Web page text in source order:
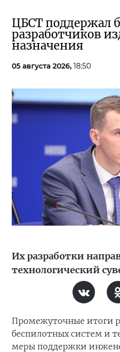
ЦБСТ поддержал
разработчиков
назначения
05 августа 2026, 18:50
Их разработки
технологический
Промежуточные итоги
беспилотных систем и
меры поддержки